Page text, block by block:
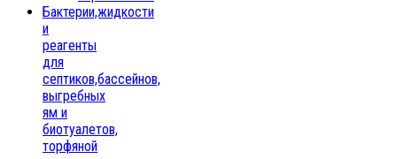
Бактерии,жидкости
и
реагенты
для
септиков,бассейнов,
выгребных
ям и
биотуалетов,
торфяной